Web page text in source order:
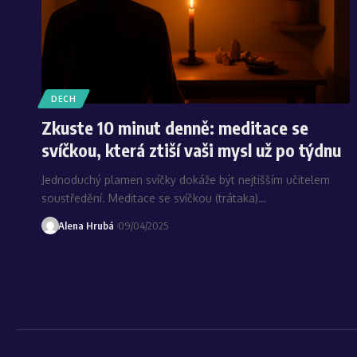
DECH
Zkuste 10 minut denně: meditace se
svíčkou, která ztiší vaši mysl už po týdnu
Jednoduchý plamen svíčky dokáže být nejtišším učitelem
soustředění. Meditace se svíčkou (trátaka)…
Alena Hrubá 09/04/2025